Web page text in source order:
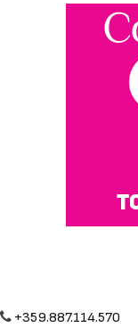
+359.887.114.570